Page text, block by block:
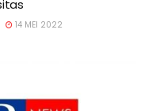
14 MEI 2022